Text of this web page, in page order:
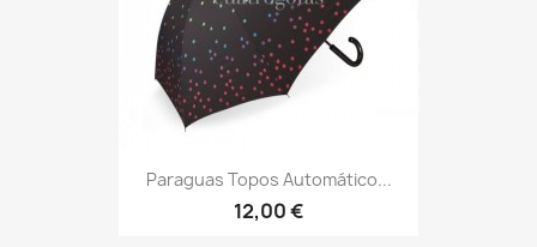
Paraguas Topos Automático...
12,00 €